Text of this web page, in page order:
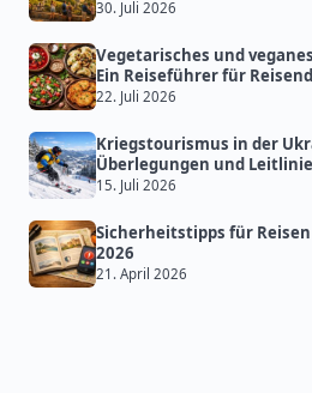
30. Juli 2026
Vegetarisches und
Ein Reiseführer für
22. Juli 2026
Kriegstourismus in der
Überlegungen und
15. Juli 2026
Sicherheitstipps für
2026
21. April 2026